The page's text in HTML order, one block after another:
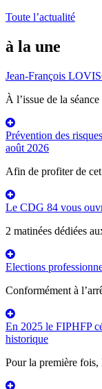
Toute l’actualité
à la une
Jean-François
À l’issue de la
Prévention des
août 2026
Afin de profiter de
Le CDG 84 vous
2 matinées dédiées
Elections
Conformément à
En 2025 le FIPHFP
historique
Pour la première fois,